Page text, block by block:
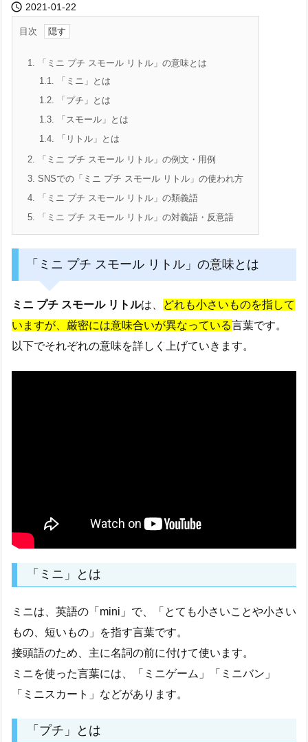
 2021-01-22
目次
1. 「ミニ プチ スモール リトル」の意味とは
1.1. 「ミニ」とは
1.2. 「プチ」とは
1.3. 「スモール」とは
1.4. 「リトル」とは
2. 「ミニ プチ スモール リトル」の例文・用例
3. SNSでの「ミニ プチ スモール リトル」の使われ方
4. 「ミニ プチ スモール リトル」の類義語
5. 「ミニ プチ スモール リトル」の対義語・反意語
「ミニ プチ スモール リトル」の意味とは
ミニ プチ スモール リトルは、
どれも小さいものを指して
いますが、厳密には意味合いが異なっている言葉です。
以下でそれぞれの意味を詳しく上げていきます。
「ミニ」とは
ミニは、英語の「mini」で、「とても小さいことや小さい
もの、短いもの」を指す言葉です。
接頭語のため、主に名詞の前に付けて使います。
ミニを使った言葉には、「ミニゲーム」「ミニバン」
「ミニスカート」などがあります。
「プチ」とは